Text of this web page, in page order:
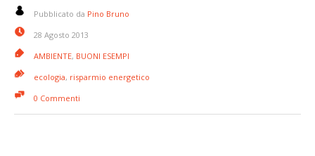
Pubblicato da Pino Bruno
28 Agosto 2013
AMBIENTE, BUONI ESEMPI
ecologia, risparmio energetico
0 Commenti